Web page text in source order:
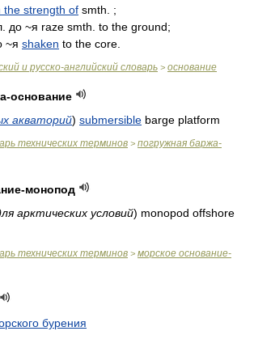
the strength of smth. ;
до ~я raze smth. to the ground;
~я shaken to the core.
и русско-английский словарь > основание
основание
акваторий) submersible barge platform
технических терминов > погружная баржа-
монопод
арктических условий) monopod offshore
технических терминов > морское основание-
бурения